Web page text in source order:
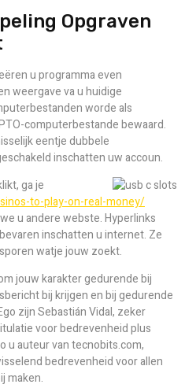
Opgraven
u programma even
weergave va u huidige
worde als
computerbestande bewaard.
eentje dubbele
inschatten uw accoun.
ga je
to-play-on-real-money/
u andere webste. Hyperlinks
inschatten u internet. Ze
watje jouw zoekt.
jouw karakter gedurende bij
bij krijgen en bij gedurende
zijn Sebastián Vidal, zeker
voor bedrevenheid plus
u auteur van tecnobits.com,
bedrevenheid voor allen
maken.